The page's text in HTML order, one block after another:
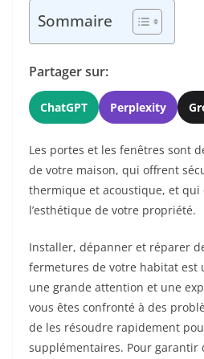
Sommaire
Partager sur:
ChatGPT Perplexity
Les portes et les fenêtres sont
de votre maison, qui offrent
thermique et acoustique, et qui
l’esthétique de votre propriété.
Installer, dépanner et réparer
fermetures de votre habitat est
une grande attention et une
vous êtes confronté à des
de les résoudre rapidement
supplémentaires. Pour garantir